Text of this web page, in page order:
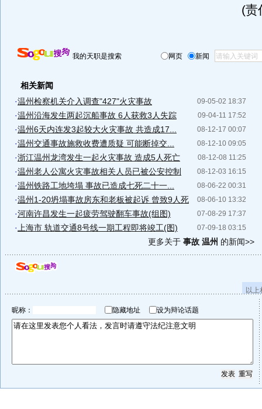
(责
我的天职是搜索 网页 新闻
相关新闻
09-05-02 18:37
·温州检察机关介入调查"427"火灾事故
09-04-11 17:52
·温州沿海发生两起沉船事故 6人获救3人失踪
08-12-17 00:07
·温州6天内连发3起较大火灾事故 共造成17...
08-12-10 09:05
·温州交通事故施救收费遭质疑 可能断掉交...
08-12-08 11:25
·浙江温州龙湾发生一起火灾事故 造成5人死亡
08-12-03 16:15
·温州老人公寓火灾事故相关人员已被公安控制
08-06-22 00:31
·温州铁路工地垮塌 事故已造成七死二十一...
08-06-10 13:32
·温州1-20坍塌事故房东和老板被起诉 曾致9人死
07-08-29 17:37
·河南许昌发生一起疲劳驾驶翻车事故(组图)
07-09-18 03:15
· 上海市 轨道交通8号线一期工程即将竣工(图)
更多关于 事故 温州 的新闻>>
以
昵称： 隐藏地址 设为辩论话题